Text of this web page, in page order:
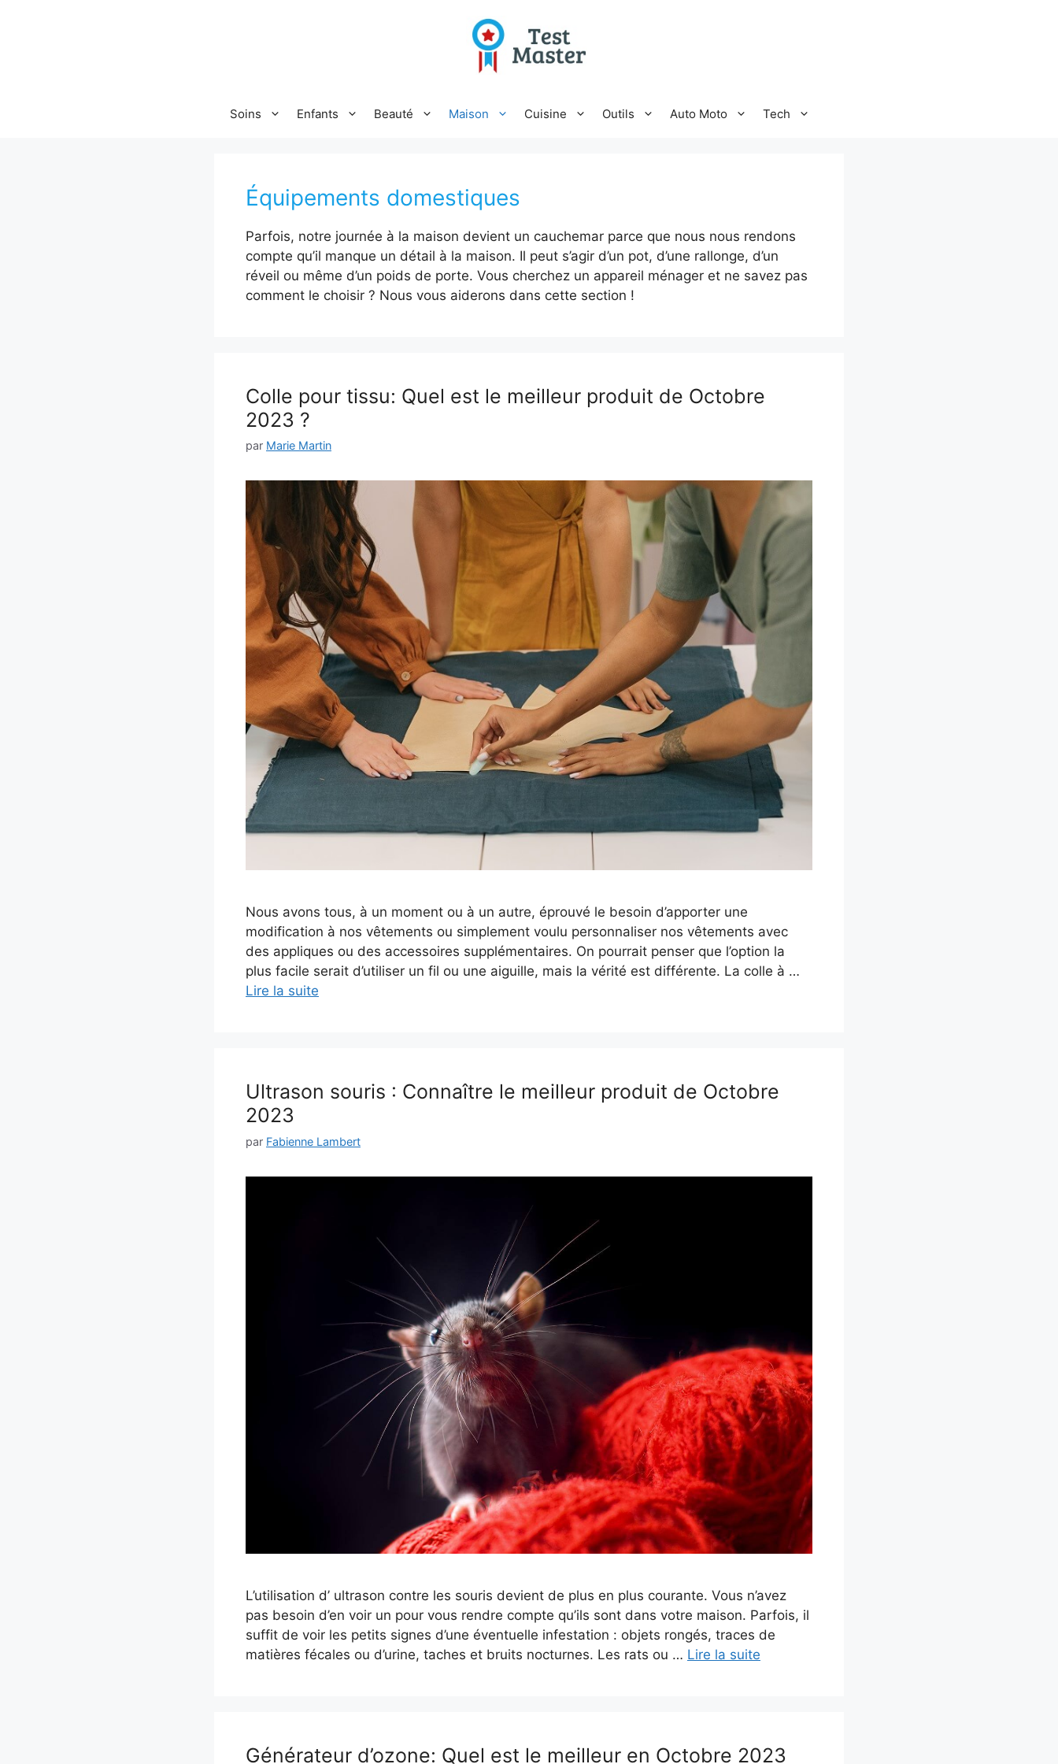
Soins Enfants Beauté Maison Cuisine Outils Auto Moto Tech
Équipements domestiques
Parfois, notre journée à la maison devient un cauchemar parce que nous nous rendons
compte qu’il manque un détail à la maison. Il peut s’agir d’un pot, d’une rallonge, d’un
réveil ou même d’un poids de porte. Vous cherchez un appareil ménager et ne savez pas
comment le choisir ? Nous vous aiderons dans cette section !
Colle pour tissu: Quel est le meilleur produit de Octobre
2023 ?
par Marie Martin
Nous avons tous, à un moment ou à un autre, éprouvé le besoin d’apporter une
modification à nos vêtements ou simplement voulu personnaliser nos vêtements avec
des appliques ou des accessoires supplémentaires. On pourrait penser que l’option la
plus facile serait d’utiliser un fil ou une aiguille, mais la vérité est différente. La colle à …
Lire la suite
Ultrason souris : Connaître le meilleur produit de Octobre
2023
par Fabienne Lambert
L’utilisation d’ ultrason contre les souris devient de plus en plus courante. Vous n’avez
pas besoin d’en voir un pour vous rendre compte qu’ils sont dans votre maison. Parfois, il
suffit de voir les petits signes d’une éventuelle infestation : objets rongés, traces de
matières fécales ou d’urine, taches et bruits nocturnes. Les rats ou … Lire la suite
Générateur d’ozone: Quel est le meilleur en Octobre 2023